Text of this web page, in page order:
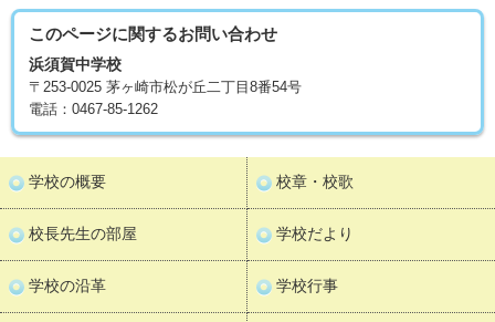
このページに関するお問い合わせ
浜須賀中学校
〒253-0025 茅ヶ崎市松が丘二丁目8番54号
電話：0467-85-1262
学校の概要 校章・校歌
校長先生の部屋 学校だより
学校の沿革 学校行事